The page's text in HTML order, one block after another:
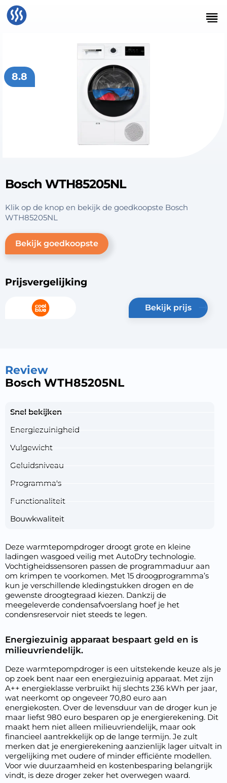
8.8
Bosch WTH85205NL
Klik op de knop en bekijk de goedkoopste Bosch
WTH85205NL
Bekijk goedkoopste
Prijsvergelijking
bekijk prijs
Review
Bosch WTH85205NL
Snel bekijken
Energiezuinigheid
Vulgewicht
Geluidsniveau
Programma's
Functionaliteit
Bouwkwaliteit
Deze warmtepompdroger droogt grote en kleine
ladingen wasgoed veilig met AutoDry technologie.
Vochtigheidssensoren passen de programmaduur aan
om krimpen te voorkomen. Met 15 droogprogramma’s
kun je verschillende kledingstukken drogen en de
gewenste droogtegraad kiezen. Dankzij de
meegeleverde condensafvoerslang hoef je het
condensreservoir niet steeds te legen.
Energiezuinig apparaat bespaart geld en is
milieuvriendelijk.
Deze warmtepompdroger is een uitstekende keuze als je
op zoek bent naar een energiezuinig apparaat. Met zijn
A++ energieklasse verbruikt hij slechts 236 kWh per jaar,
wat neerkomt op ongeveer 70,80 euro aan
energiekosten. Over de levensduur van de droger kun je
maar liefst 980 euro besparen op je energierekening. Dit
maakt hem niet alleen milieuvriendelijk, maar ook
financieel aantrekkelijk op de lange termijn. Je zult
merken dat je energierekening aanzienlijk lager uitvalt in
vergelijking met oudere of minder efficiënte modellen.
Voor wie duurzaamheid en kostenbesparing belangrijk
vindt, is deze droger zeker het overwegen waard.